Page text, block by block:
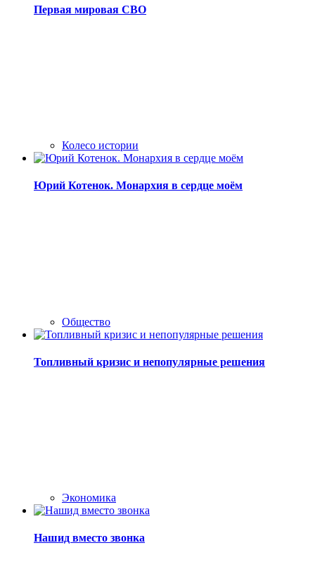
Первая мировая СВО
Колесо истории
Юрий Котенок. Монархия в сердце моём
Общество
Топливный кризис и непопулярные решения
Экономика
Нашид вместо звонка